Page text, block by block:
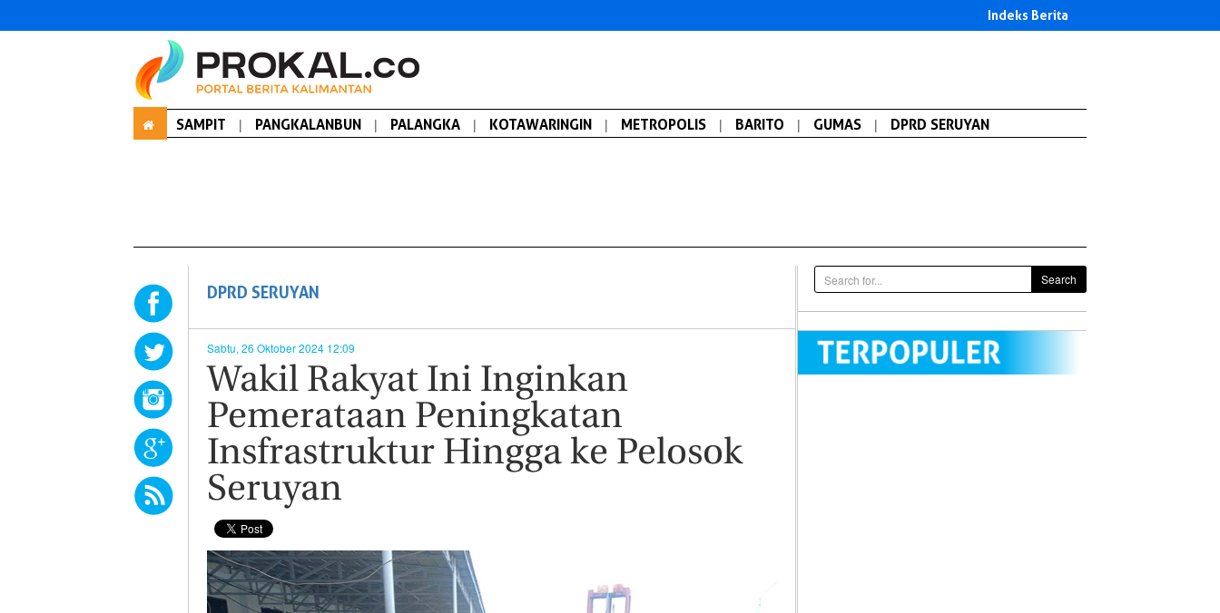
Indeks Berita
SAMPIT | PANGKALANBUN | PALANGKA | KOTAWARINGIN | METROPOLIS | BARITO | GUMAS | DPRD SERUYAN
DPRD SERUYAN
Sabtu, 26 Oktober 2024 12:09
Wakil Rakyat Ini Inginkan
Pemerataan Peningkatan
Insfrastruktur Hingga ke Pelosok
Seruyan
Search